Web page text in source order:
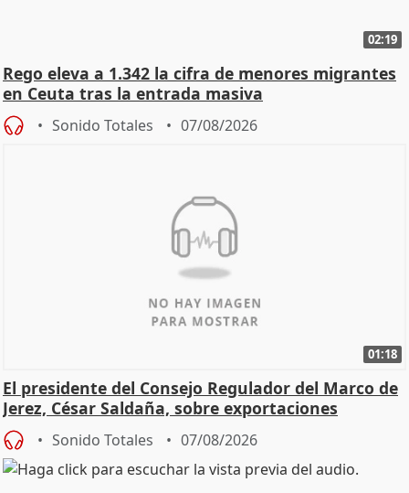
02:19
Rego eleva a 1.342 la cifra de menores migrantes
en Ceuta tras la entrada masiva
Sonido Totales 07/08/2026
01:18
El presidente del Consejo Regulador del Marco de
Jerez, César Saldaña, sobre exportaciones
Sonido Totales 07/08/2026